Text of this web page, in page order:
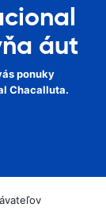
áut
ponuky
Chacalluta.